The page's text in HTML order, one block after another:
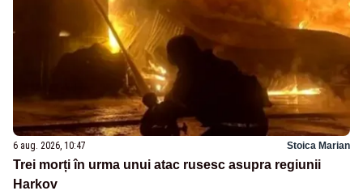
6 aug. 2026, 10:47 Stoica Marian
Trei morți în urma unui atac rusesc asupra regiunii
Harkov